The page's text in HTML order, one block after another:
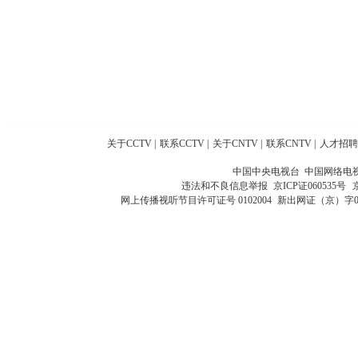
关于CCTV 联系CCTV 关于CNTV 联系CNTV 人才招聘
中国中央电视台 中国网络电
违法和不良信息举报 京ICP证060535号
网上传播视听节目许可证号 0102004 新出网证（京）